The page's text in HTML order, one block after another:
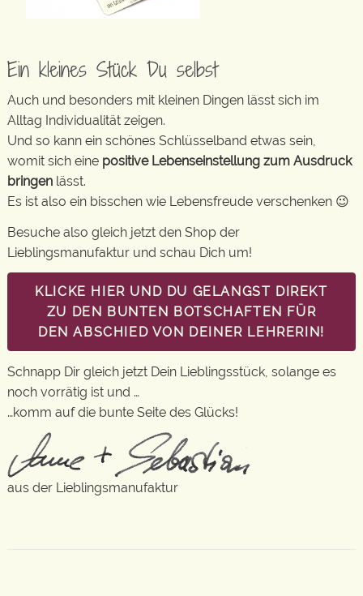
Ein kleines Stück Du selbst
Auch und besonders mit kleinen Dingen lässt sich im
Alltag Individualität zeigen.
Und so kann ein schönes Schlüsselband etwas sein,
womit sich eine positive Lebenseinstellung zum Ausdruck
bringen lässt.
Es ist also ein bisschen wie Lebensfreude verschenken 😉
Besuche also gleich jetzt den Shop der
Lieblingsmanufaktur und schau Dich um!
KLICKE HIER UND DU GELANGST DIREKT
ZU DEN BUNTEN BOTSCHAFTEN FÜR
DEN ABSCHIED VON DEINER LEHRERIN!
Schnapp Dir gleich jetzt Dein Lieblingsstück, solange es
noch vorrätig ist und …
…komm auf die bunte Seite des Glücks!
aus der Lieblingsmanufaktur